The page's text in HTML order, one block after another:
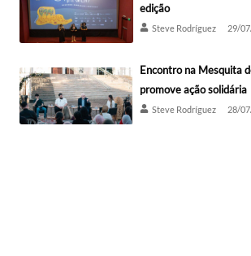
edição
Steve Rodríguez 29/
Encontro na Mesquita
promove ação solidária
Steve Rodríguez 28/